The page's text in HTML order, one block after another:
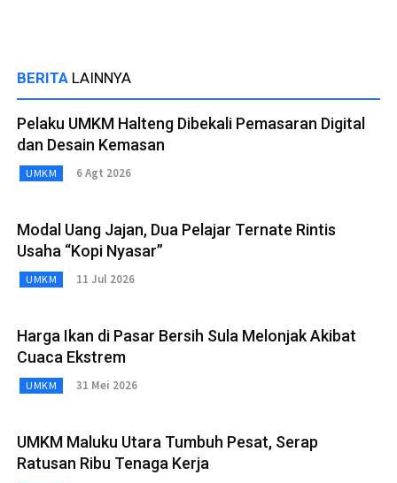
BERITA LAINNYA
Pelaku UMKM Halteng Dibekali Pemasaran Digital
dan Desain Kemasan
UMKM 6 Agt 2026
Modal Uang Jajan, Dua Pelajar Ternate Rintis
Usaha “Kopi Nyasar”
UMKM 11 Jul 2026
Harga Ikan di Pasar Bersih Sula Melonjak Akibat
Cuaca Ekstrem
UMKM 31 Mei 2026
UMKM Maluku Utara Tumbuh Pesat, Serap
Ratusan Ribu Tenaga Kerja